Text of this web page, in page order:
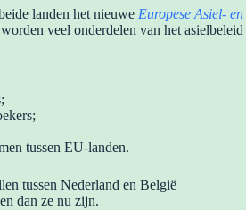
landen het nieuwe Europese Asiel- en
veel onderdelen van het asielbeleid
tussen EU-landen.
tussen Nederland en België
dan ze nu zijn.